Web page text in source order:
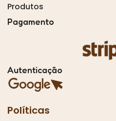
Produtos
Pagamento
Autenticação
Políticas